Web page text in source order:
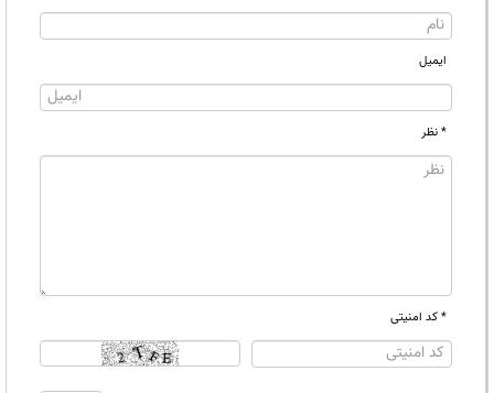
ایمیل
* نظر
* کد امنیتی